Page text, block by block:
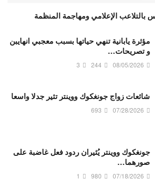
بالتلاعب الإعلامي ومهاجمة المنظمة
مؤثرة يابانية تنهي حياتها بسبب معجبي انهايبن
و تصريحات…
08/05/2026
244
3
شائعات زواج جونغكوك ووينتر تثير جدلا واسعا
07/28/2026
693
جونغكوك ووينتر يُثيران ردود فعل غاضبة على
صورهما…
07/18/2026
980
1